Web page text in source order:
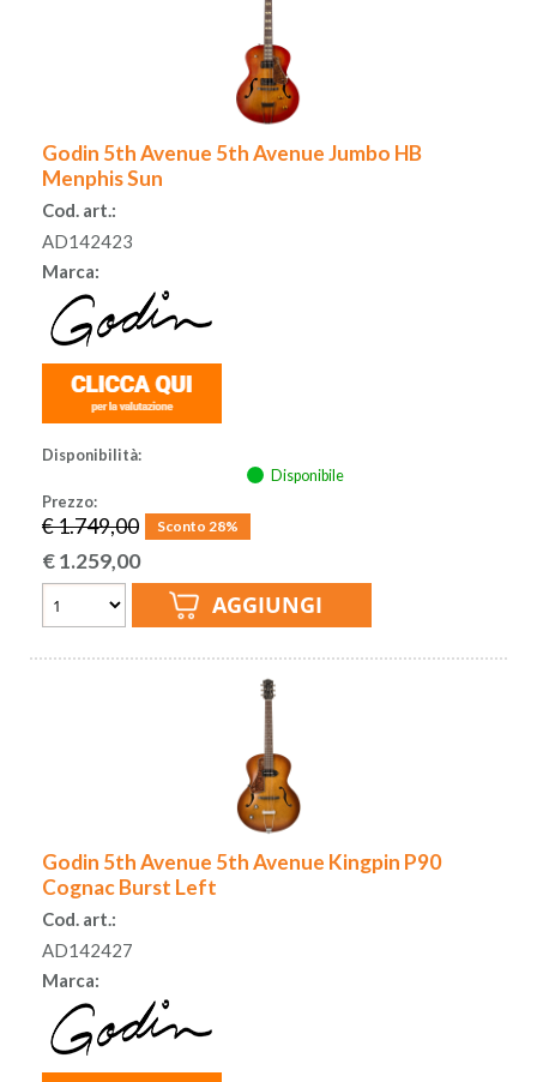
Godin 5th Avenue 5th Avenue Jumbo HB
Menphis Sun
Cod. art.:
AD142423
Marca:
Disponibilità:
Disponibile
Prezzo:
€ 1.749,00 Sconto 28%
€1.259,00
Godin 5th Avenue 5th Avenue Kingpin P90
Cognac Burst Left
Cod. art.:
AD142427
Marca: